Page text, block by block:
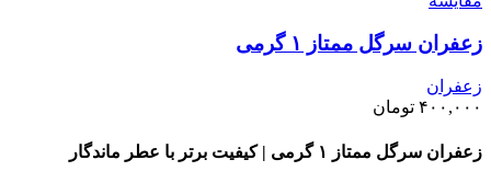
زعفران سرگل ممتاز ۱ گرمی
زعفران
۴۰۰,۰۰۰ تومان
زعفران سرگل ممتاز ۱ گرمی | کیفیت برتر با عطر ماندگار